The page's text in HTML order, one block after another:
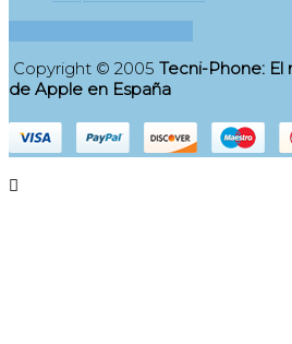
Copyright © 2005 Tecni-Phone:
de Apple en España
